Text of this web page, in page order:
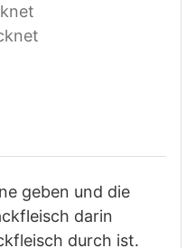
geben und die
darin
durch ist.